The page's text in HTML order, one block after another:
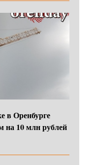
в Оренбурге
на 10 млн рублей